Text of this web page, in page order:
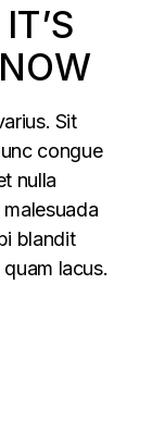
Sit
congue
nulla
blandit
lacus.